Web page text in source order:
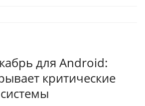
для Android:
критические